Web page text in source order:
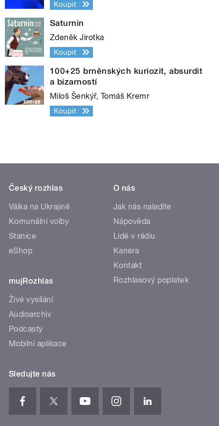
Koupit
Saturnin
Zdeněk Jirotka
Koupit
100+25 brněnských kuriozit, absurdit
a bizarností
Miloš Šenkýř, Tomáš Kremr
Koupit
Český rozhlas
Válka na Ukrajině
Komunální volby
Stanice
eShop
mujRozhlas
Živé vysílání
Audioarchiv
Podcasty
Mobilní aplikace
O nás
Jak nás naladíte
Nápověda
Lidé v rádiu
Kariéra
Kontakt
Rozhlasový poplatek
Sledujte nás